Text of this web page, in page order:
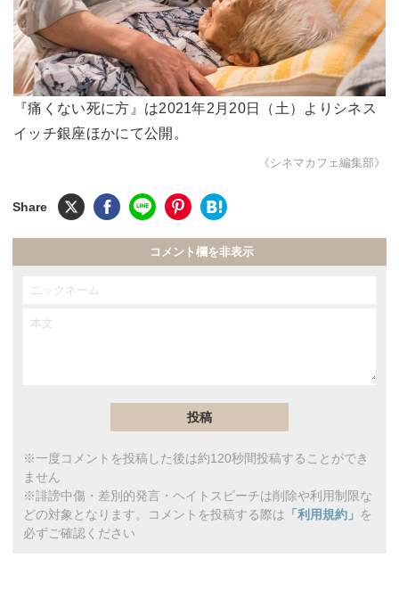
『痛くない死に方』は2021年2月20日（土）よりシネス
イッチ銀座ほかにて公開。
《シネマカフェ編集部》
コメント欄を非表示
※一度コメントを投稿した後は約120秒間投稿することができ
ません
※誹謗中傷・差別的発言・ヘイトスピーチは削除や利用制限な
どの対象となります。コメントを投稿する際は 「利用規約」 を
必ずご確認ください